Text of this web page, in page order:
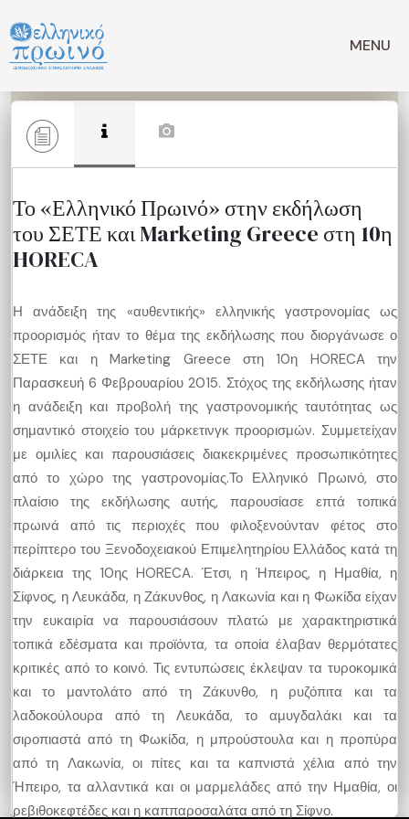
σε
περιεχόμενο
MENU
Το «Ελληνικό Πρωινό» στην εκδήλωση
του ΣΕΤΕ και Marketing Greece στη 10η
HORECA
Η ανάδειξη της «αυθεντικής» ελληνικής γαστρονομίας ως
προορισμός ήταν το θέμα της εκδήλωσης που διοργάνωσε ο
ΣΕΤΕ και η Marketing Greece στη 10η HORECA την
Παρασκευή 6 Φεβρουαρίου 2015. Στόχος της εκδήλωσης ήταν
η ανάδειξη και προβολή της γαστρονομικής ταυτότητας ως
σημαντικό στοιχείο του μάρκετινγκ προορισμών. Συμμετείχαν
με ομιλίες και παρουσιάσεις διακεκριμένες προσωπικότητες
από το χώρο της γαστρονομίας.Το Ελληνικό Πρωινό, στο
πλαίσιο της εκδήλωσης αυτής, παρουσίασε επτά τοπικά
πρωινά από τις περιοχές που φιλοξενούνταν φέτος στο
περίπτερο του Ξενοδοχειακού Επιμελητηρίου Ελλάδος κατά τη
διάρκεια της 10ης HORECA. Έτσι, η Ήπειρος, η Ημαθία, η
Σίφνος, η Λευκάδα, η Ζάκυνθος, η Λακωνία και η Φωκίδα είχαν
την ευκαιρία να παρουσιάσουν πλατώ με χαρακτηριστικά
τοπικά εδέσματα και προϊόντα, τα οποία έλαβαν θερμότατες
κριτικές από το κοινό. Τις εντυπώσεις έκλεψαν τα τυροκομικά
και το μαντολάτο από τη Ζάκυνθο, η ρυζόπιτα και τα
λαδοκούλουρα από τη Λευκάδα, το αμυγδαλάκι και τα
σιροπιαστά από τη Φωκίδα, η μπρούστουλα και η προπύρα
από τη Λακωνία, οι πίτες και τα καπνιστά χέλια από την
Ήπειρο, τα αλλαντικά και οι μαρμελάδες από την Ημαθία, οι
ρεβιθοκεφτέδες και η καππαροσαλάτα από τη Σίφνο.